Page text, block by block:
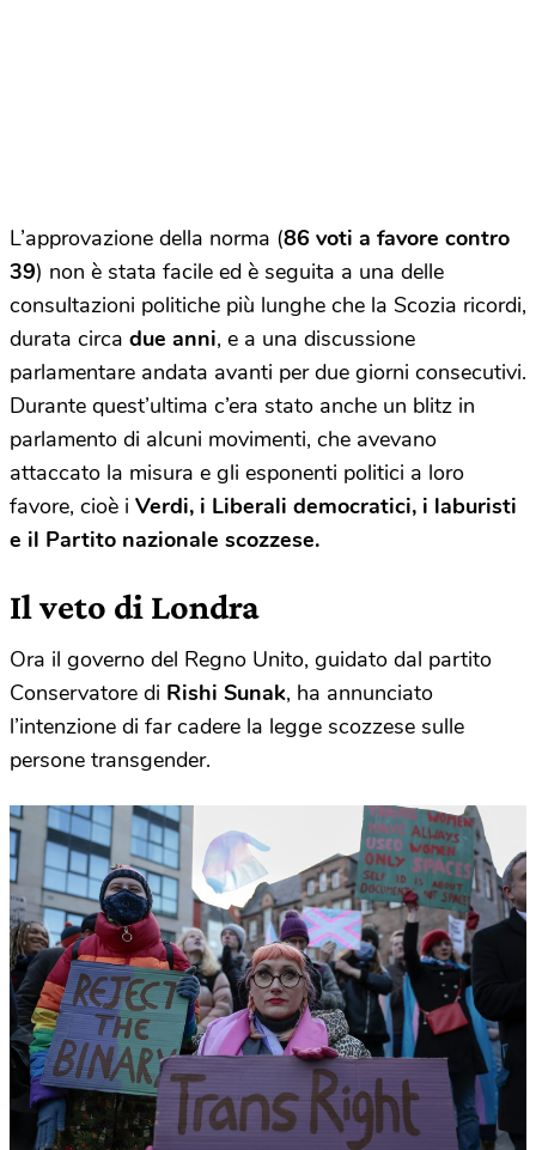
L’approvazione della norma (86 voti a favore contro
39) non è stata facile ed è seguita a una delle
consultazioni politiche più lunghe che la Scozia ricordi,
durata circa due anni, e a una discussione
parlamentare andata avanti per due giorni consecutivi.
Durante quest’ultima c’era stato anche un blitz in
parlamento di alcuni movimenti, che avevano
attaccato la misura e gli esponenti politici a loro
favore, cioè i Verdi, i Liberali democratici, i laburisti
e il Partito nazionale scozzese.
Il veto di Londra
Ora il governo del Regno Unito, guidato dal partito
Conservatore di Rishi Sunak, ha annunciato
l’intenzione di far cadere la legge scozzese sulle
persone transgender.